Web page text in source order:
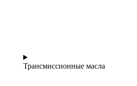
Трансмиссионные масла